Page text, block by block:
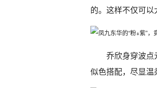
的。这样不仅可以
乔欣身穿波点
似色搭配，尽显温